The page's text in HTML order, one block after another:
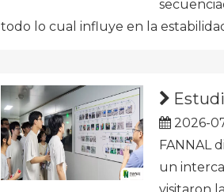
todo lo cual influye en la
2026-
FANNAL
un